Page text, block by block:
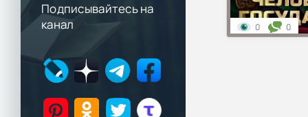
Подписывайтесь на
канал
0 0